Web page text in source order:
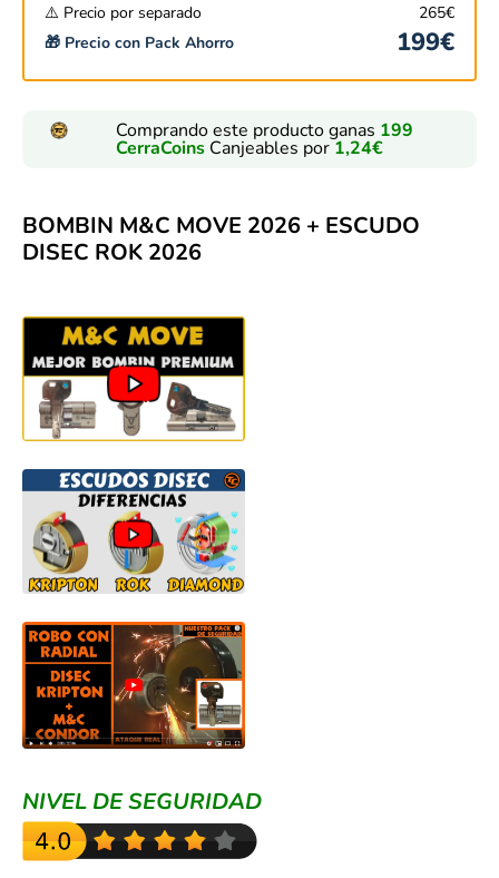
⚠️ Precio por separado 265€
🎁 Precio con Pack Ahorro
199€
Comprando este producto ganas 199
CerraCoins Canjeables por1,24€
BOMBIN M&C MOVE 2026 + ESCUDO
DISEC ROK 2026
NIVEL DE SEGURIDAD